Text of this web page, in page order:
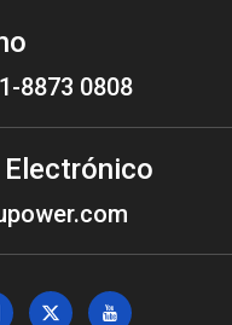
8873 0808
Electrónico